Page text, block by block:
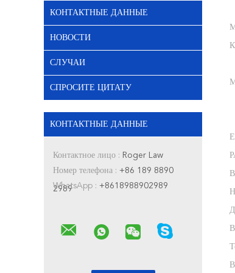
КОНТАКТНЫЕ ДАННЫЕ
НОВОСТИ
СЛУЧАИ
СПРОСИТЕ ЦИТАТУ
КОНТАКТНЫЕ ДАННЫЕ
Контактное лицо : Roger Law
Номер телефона : +86 189 8890
2989
WhatsApp : +8618988902989